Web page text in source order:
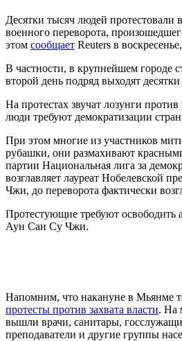
Десятки тысяч людей протестовали
военного переворота,
этом сообщает Reuters в
В частности, в крупнейшем городе
второй день подряд выходят
На протестах звучат лозунги
люди требуют демократизации
При этом многие из участников
рубашки, они размахивают
партии Национальная лига за
возглавляет лауреат Нобелевской
Чжи, до переворота фактически
Протестующие требуют освободить
Аун Сан Су Чжи.
Напомним, что накануне в Мьянме
протесты против захвата власти. На
вышли врачи, санитары,
преподаватели и другие группы